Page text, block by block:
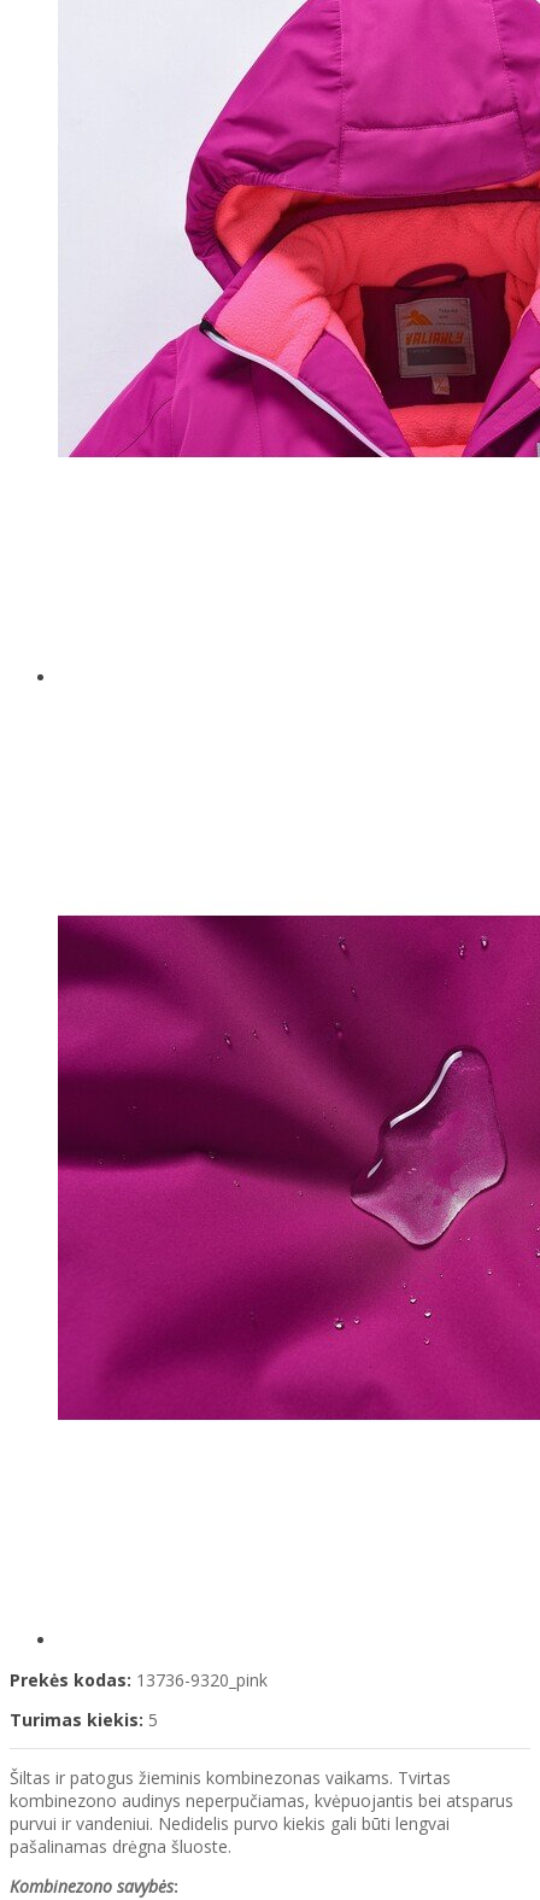
Prekės kodas: 13736-9320_pink
Turimas kiekis: 5
Šiltas ir patogus žieminis kombinezonas vaikams. Tvirtas
kombinezono audinys neperpučiamas, kvėpuojantis bei atsparus
purvui ir vandeniui. Nedidelis purvo kiekis gali būti lengvai
pašalinamas drėgna šluoste.
Kombinezono savybės: